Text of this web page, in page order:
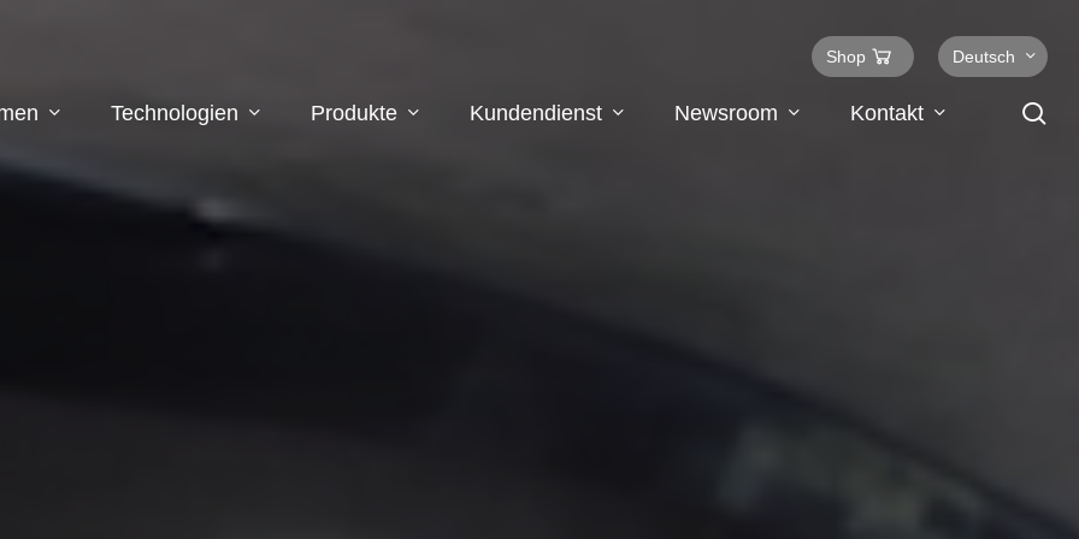
Shop Deutsch
Technologien Produkte Kundendienst Newsroom Kontakt